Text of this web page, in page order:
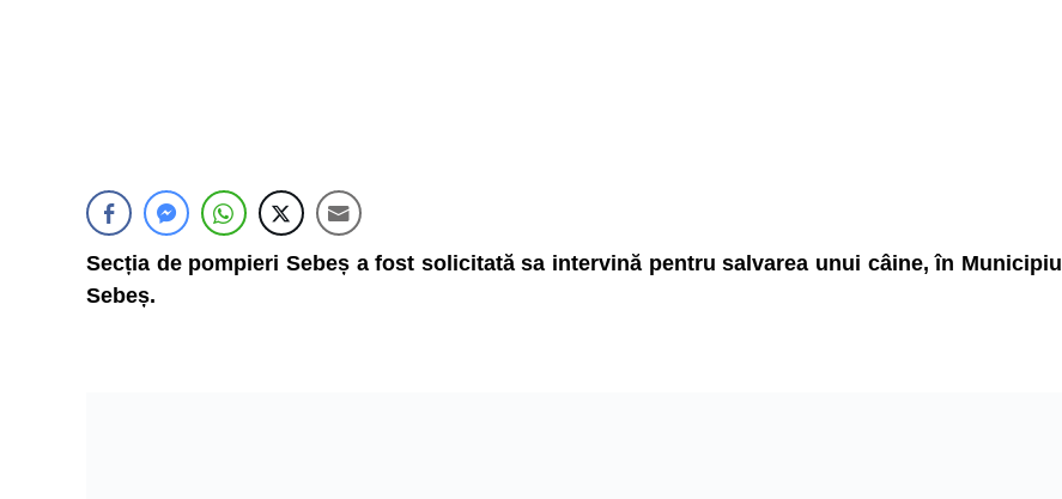
Secția de pompieri Sebeș a fost solicitată sa intervină pentru salvarea unui câine, în Municipiul
Sebeș.